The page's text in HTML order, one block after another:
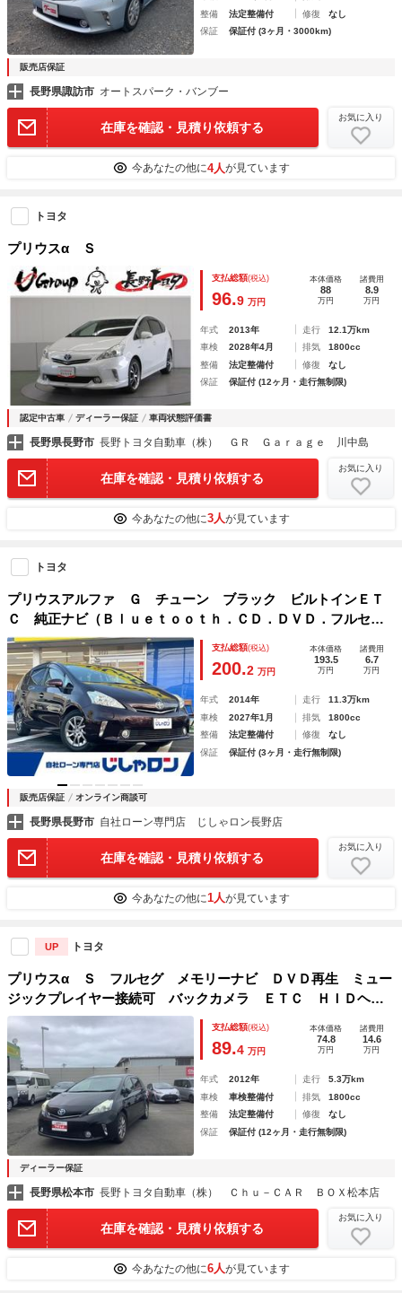
整備
法定整備付 修復
なし
保証
保証付 (3ヶ月・3000km)
販売店保証
長野県諏訪市 オートスパーク・バンブー
在庫を確認・見積り依頼する
お気に入り
今あなたの他に4人が見ています
トヨタ
プリウスα Ｓ
支払総額(税込)
96.9 万円
本体価格
88
万円
諸費用
8.9
万円
年式 2013年 走行
12.1万km
車検
2028年4月 排気
1800cc
整備
法定整備付 修復
なし
保証
保証付 (12ヶ月・走行無制限)
認定中古車 ディーラー保証 車両状態評価書
長野県長野市 長野トヨタ自動車（株） ＧＲ Ｇａｒａｇｅ 川中島
在庫を確認・見積り依頼する
お気に入り
今あなたの他に3人が見ています
トヨタ
プリウスアルファ Ｇ チューン ブラック ビルトインＥＴ
Ｃ 純正ナビ（Ｂｌｕｅｔｏｏｔｈ．ＣＤ．ＤＶＤ．フルセグ
ＴＶ） バックカメラ オートライト パワーステアリング
クルーズコントロール
支払総額(税込)
200.2 万円
本体価格
193.5
万円
諸費用
6.7
万円
年式 2014年 走行
11.3万km
車検
2027年1月 排気
1800cc
整備
法定整備付 修復
なし
保証
保証付 (3ヶ月・走行無制限)
販売店保証 オンライン商談可
長野県長野市 自社ローン専門店 じしゃロン長野店
在庫を確認・見積り依頼する
お気に入り
今あなたの他に1人が見ています
UP トヨタ
プリウスα Ｓ フルセグ メモリーナビ ＤＶＤ再生 ミュー
ジックプレイヤー接続可 バックカメラ ＥＴＣ ＨＩＤヘッ
ドライト
支払総額(税込)
89.4 万円
本体価格
74.8
万円
諸費用
14.6
万円
年式 2012年 走行
5.3万km
車検
車検整備付 排気
1800cc
整備
法定整備付 修復
なし
保証
保証付 (12ヶ月・走行無制限)
ディーラー保証
長野県松本市 長野トヨタ自動車（株） Ｃｈｕ－ＣＡＲ ＢＯＸ松本店
在庫を確認・見積り依頼する
お気に入り
今あなたの他に6人が見ています